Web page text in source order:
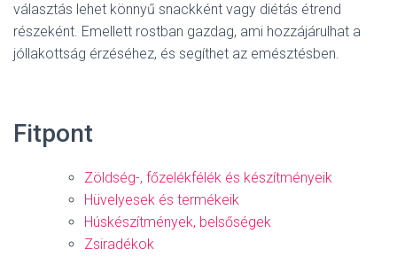
választás lehet könnyű snackként vagy diétás étrend
részeként. Emellett rostban gazdag, ami hozzájárulhat a
jóllakottság érzéséhez, és segíthet az emésztésben.
Fitpont
Zöldség-, főzelékfélék és készítményeik
Hüvelyesek és termékeik
Húskészítmények, belsőségek
Zsiradékok